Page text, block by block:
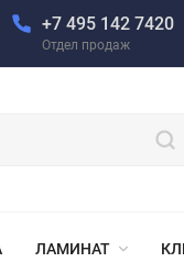
+7 495 142 7420
Отдел продаж
ЛАМИНАТ